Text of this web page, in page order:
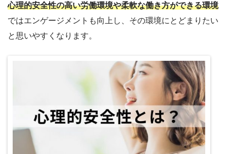
心理的安全性の高い労働環境や柔軟な働き方ができる環境
ではエンゲージメントも向上し、その環境にとどまりたい
と思いやすくなります。